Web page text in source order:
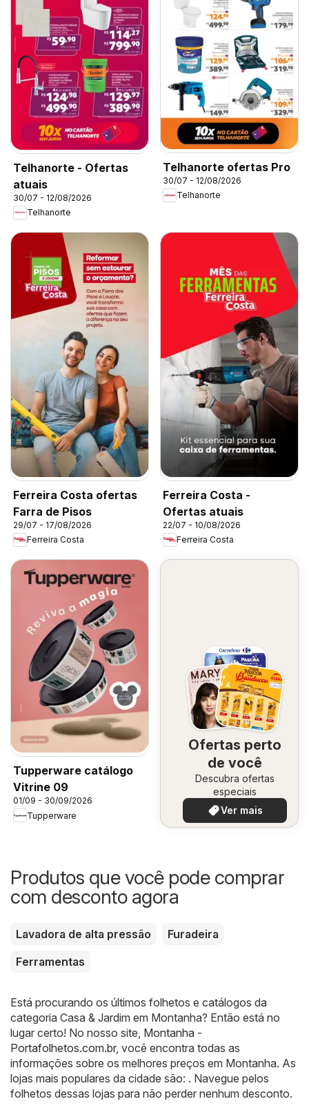
Telhanorte - Ofertas
atuais
30/07 - 12/08/2026
Telhanorte
Telhanorte ofertas Pro
30/07 - 12/08/2026
Telhanorte
Ferreira Costa ofertas
Farra de Pisos
29/07 - 17/08/2026
Ferreira Costa
Ferreira Costa -
Ofertas atuais
22/07 - 10/08/2026
Ferreira Costa
Tupperware catálogo
Vitrine 09
01/09 - 30/09/2026
Tupperware
Ofertas perto
de você
Descubra ofertas
especiais
Ver mais
Produtos que você pode comprar
com desconto agora
Lavadora de alta pressão
Furadeira
Ferramentas
Está procurando os últimos folhetos e catálogos da
categoria Casa & Jardim em Montanha? Então está no
lugar certo! No nosso site, Montanha -
Portafolhetos.com.br, você encontra todas as
informações sobre os melhores preços em Montanha. As
lojas mais populares da cidade são: . Navegue pelos
folhetos dessas lojas para não perder nenhum desconto.